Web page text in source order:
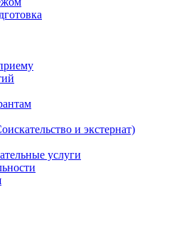
и экстернат)
услуги